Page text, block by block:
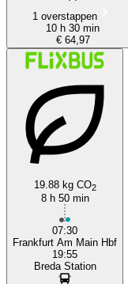
1 overstappen
10 h 30 min
€ 64,97
19.88 kg CO2
8 h 50 min
07:30
Frankfurt Am Main Hbf
19:55
Breda Station